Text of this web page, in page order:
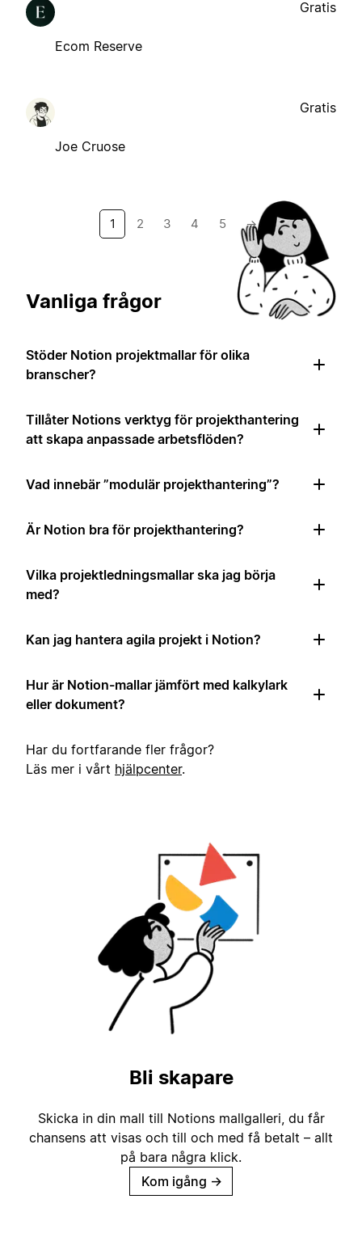
Ecom Reserve
Gratis
Joe Cruose
Gratis
1 2 3 4 5 →
Vanliga frågor
Stöder Notion projektmallar för olika
branscher?
Tillåter Notions verktyg för projekthantering
att skapa anpassade arbetsflöden?
Vad innebär ”modulär projekthantering”?
Är Notion bra för projekthantering?
Vilka projektledningsmallar ska jag börja
med?
Kan jag hantera agila projekt i Notion?
Hur är Notion-mallar jämfört med kalkylark
eller dokument?
Har du fortfarande fler frågor?
Läs mer i vårt hjälpcenter.
Bli skapare
Skicka in din mall till Notions mallgalleri, du får
chansens att visas och till och med få betalt – allt
på bara några klick.
Kom igång →